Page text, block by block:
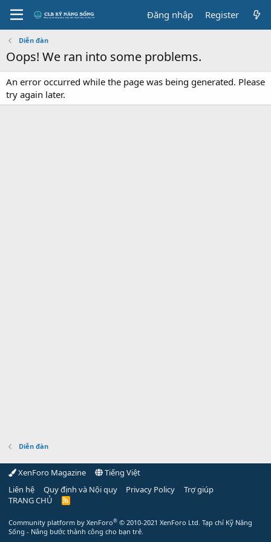
Đăng nhập Register
Diễn đàn
Oops! We ran into some problems.
An error occurred while the page was being generated. Please
try again later.
Diễn đàn
XenForo Magazine
Tiếng Việt
Liên hệ
Quy định và Nội quy Privacy Policy
Trợ giúp
TRANG CHỦ
R
Community platform by XenForo® © 2010-2021 XenForo Ltd. Tạp chí Kỹ Năng
Sống - Nâng bước thành công cho bạn trẻ.